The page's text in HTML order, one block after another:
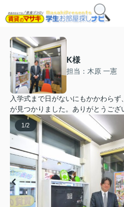
K様
担当：木原 一憲
入学式まで日がないにもかかわら
が見つかりました。ありがとうござ
1/2